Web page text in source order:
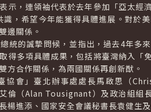
，連領袖代表於去年參加「亞太經
，希望今年能獲得具體進展。對於
邊關係。
的誠摯問候，並指出，過去4年多
得多項具體成果，包括將臺灣納入「
方合作關係，為兩國關係再創新猷。
會」臺北辦事處處長馬啟思（
倫（Alan Tousignant）及政治組組
楊進添、國家安全會議秘書長袁健生